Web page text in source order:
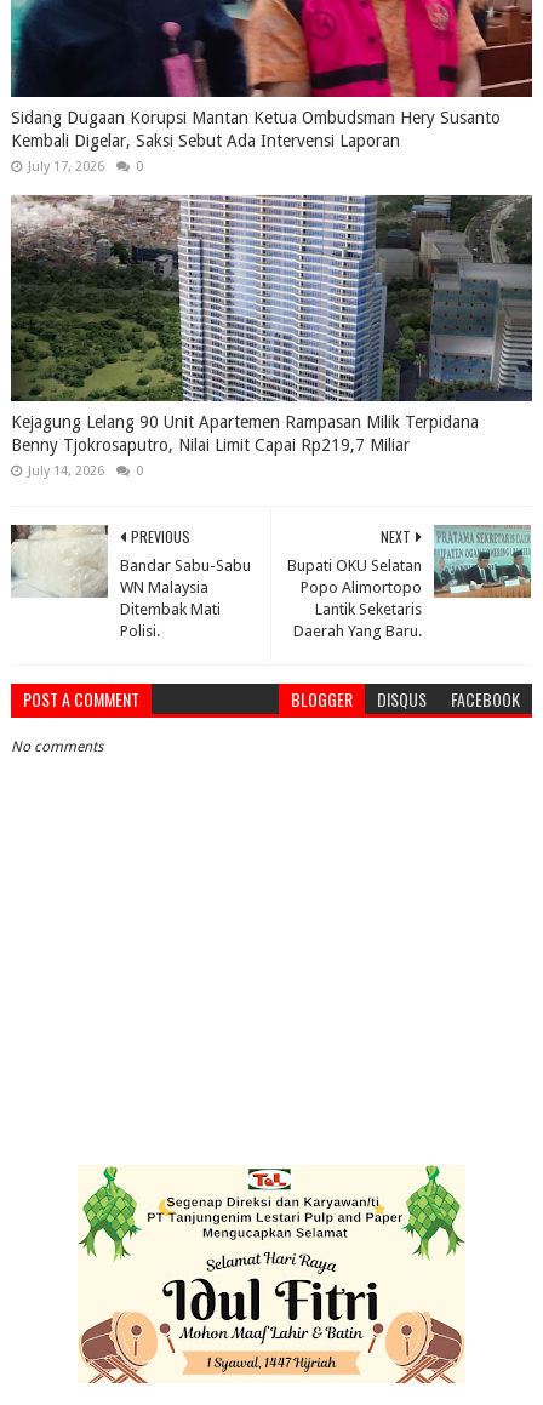
Sidang Dugaan Korupsi Mantan Ketua Ombudsman Hery Susanto
Kembali Digelar, Saksi Sebut Ada Intervensi Laporan
July 17, 2026 0
Kejagung Lelang 90 Unit Apartemen Rampasan Milik Terpidana
Benny Tjokrosaputro, Nilai Limit Capai Rp219,7 Miliar
July 14, 2026 0
NEXT
Bupati OKU Selatan
Popo Alimortopo
Lantik Seketaris
Daerah Yang Baru.
PREVIOUS
Bandar Sabu-Sabu
WN Malaysia
Ditembak Mati
Polisi.
POST A COMMENT BLOGGER DISQUS FACEBOOK
No comments